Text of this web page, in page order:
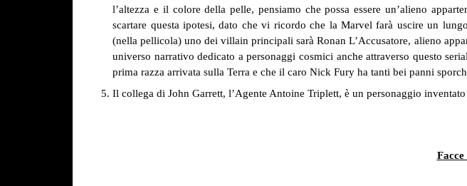
l’altezza e il colore della pelle, pensiamo che possa essere un’alieno
scartare questa ipotesi, dato che vi ricordo che la Marvel farà uscire un
(nella pellicola) uno dei villain principali sarà Ronan L’Accusatore, alieno
universo narrativo dedicato a personaggi cosmici anche attraverso questo
prima razza arrivata sulla Terra e che il caro Nick Fury ha tanti bei panni
Il collega di John Garrett, l’Agente Antoine Triplett, è un personaggio